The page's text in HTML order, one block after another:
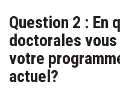
Question 2 : En
doctorales
votre
actuel?